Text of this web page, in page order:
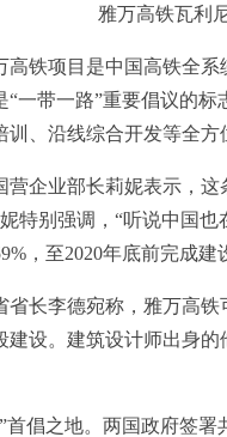
雅万高铁瓦利
项目是中国高铁全系
一带一路”重要倡议的
、沿线综合开发等全方
业部长莉妮表示，这
特别强调，“听说中国
，至2020年底前完成
李德宛称，雅万高铁
设。建筑设计师出身
之地。两国政府签署